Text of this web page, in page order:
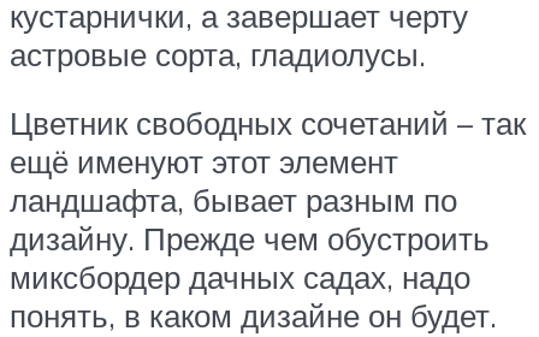
кустарнички, а завершает черту
астровые сорта, гладиолусы.
Цветник свободных сочетаний – так
ещё именуют этот элемент
ландшафта, бывает разным по
дизайну. Прежде чем обустроить
миксбордер дачных садах, надо
понять, в каком дизайне он будет.